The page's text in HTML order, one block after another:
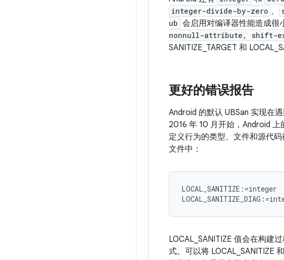
integer-divide-by-zero 、
ub 会启用对编译器性能造成很
nonnull-attribute, shift-
SANITIZE_TARGET 和
更好的错误报告
Android 的默认 UBSan 实现在
2016 年 10 月开始，Android
定义行为的类型、文件和源代
文件中：
LOCAL_SANITIZE:=integer
LOCAL_SANITIZE 值会在构建
式。可以将 LOCAL_SANITIZE